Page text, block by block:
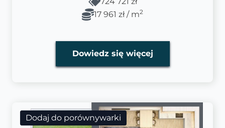
17 961 zł / m2
Dowiedz się więcej
Dodaj do porównywarki